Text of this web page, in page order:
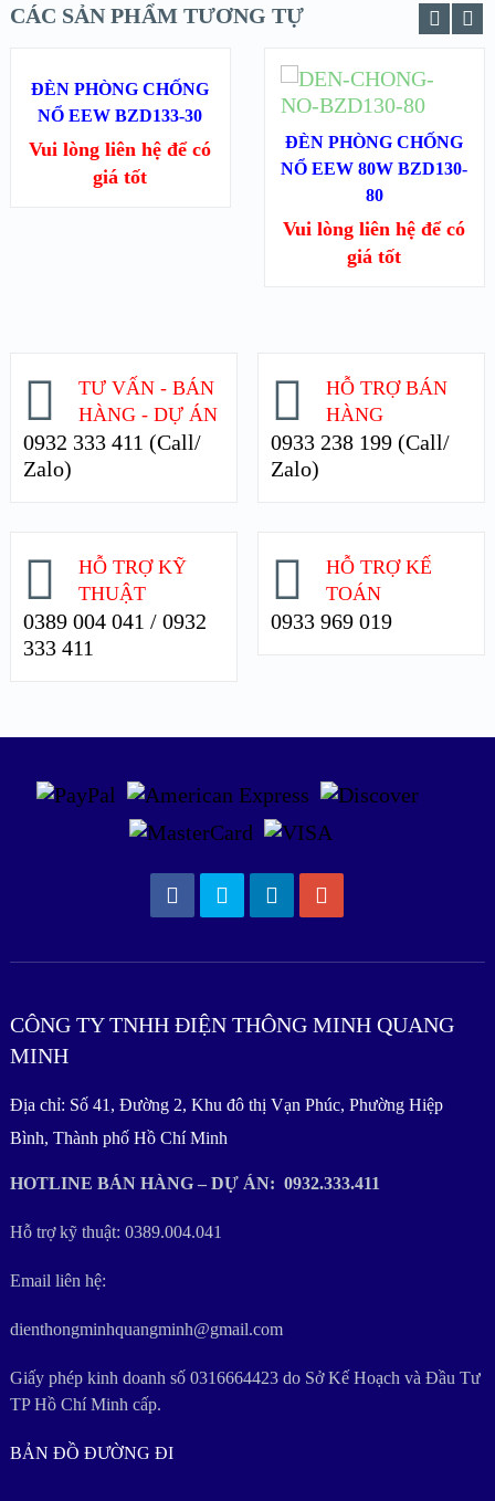
CÁC SẢN PHẨM TƯƠNG TỰ
XEM NHANH
ĐÈN PHÒNG CHỐNG
NỔ EEW BZD133-30
Vui lòng liên hệ để có
giá tốt
XEM NHANH
XEM CHI TIẾT
ĐỌC TIẾP
ĐÈN PHÒNG CHỐNG
NỔ EEW 80W BZD130-
80
Vui lòng liên hệ để có
giá tốt
TƯ VẤN - BÁN
HÀNG - DỰ ÁN
0932 333 411 (Call/
Zalo)
HỖ TRỢ BÁN
HÀNG
0933 238 199 (Call/
Zalo)
HỖ TRỢ KỸ
THUẬT
0389 004 041 / 0932
333 411
HỖ TRỢ KẾ
TOÁN
0933 969 019
CÔNG TY TNHH ĐIỆN THÔNG MINH QUANG
MINH
Địa chỉ: Số 41, Đường 2, Khu đô thị Vạn Phúc, Phường Hiệp
Bình, Thành phố Hồ Chí Minh
HOTLINE BÁN HÀNG – DỰ ÁN: 0932.333.411
Hỗ trợ kỹ thuật: 0389.004.041
Email liên hệ:
dienthongminhquangminh@gmail.com
Giấy phép kinh doanh số 0316664423 do Sở Kế Hoạch và Đầu Tư
TP Hồ Chí Minh cấp.
BẢN ĐỒ ĐƯỜNG ĐI